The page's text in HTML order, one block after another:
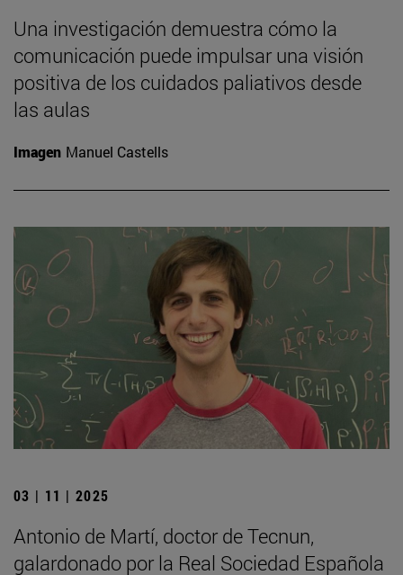
Una investigación demuestra cómo la
comunicación puede impulsar una visión
positiva de los cuidados paliativos desde
las aulas
Imagen Manuel Castells
03 | 11 | 2025
Antonio de Martí, doctor de Tecnun,
galardonado por la Real Sociedad Española